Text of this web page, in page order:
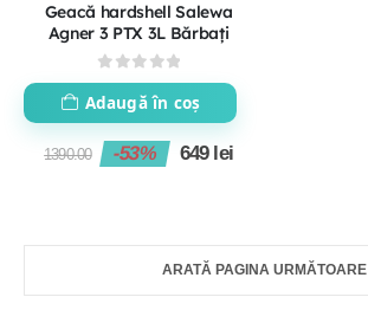
Geacă hardshell Salewa
Agner 3 PTX 3L Bărbați
0out of 5
Adaugă în coș
1390.00 -53% 649 lei
ARATĂ PAGINA URMĂTOARE